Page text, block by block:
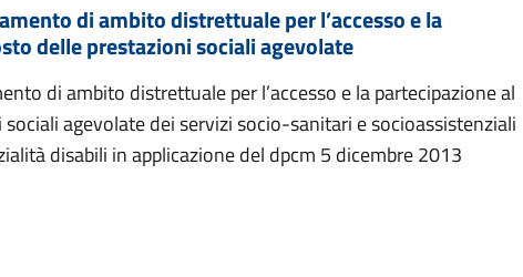
di ambito distrettuale per l’accesso e la
delle prestazioni sociali agevolate
di ambito distrettuale per l’accesso e la partecipazione al
agevolate dei servizi socio-sanitari e socioassistenziali
disabili in applicazione del dpcm 5 dicembre 2013